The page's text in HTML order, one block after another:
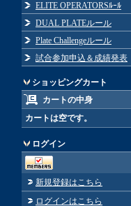
ELITE OPERATORSﾙｰﾙ
DUAL PLATEルール
Plate Challengeルール
試合参加申込＆成績発表
ショッピングカート
カートの中身
カートは空です。
ログイン
新規登録はこちら
ログインはこちら